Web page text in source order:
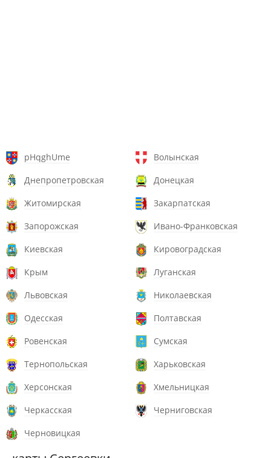
pHqghUme
Волынская
Днепропетровская
Донецкая
Житомирская
Закарпатская
Запорожская
Ивано-Франковская
Киевская
Кировоградская
Крым
Луганская
Львовская
Николаевская
Одесская
Полтавская
Ровенская
Сумская
Тернопольская
Харьковская
Херсонская
Хмельницкая
Черкасская
Черниговская
Черновицкая